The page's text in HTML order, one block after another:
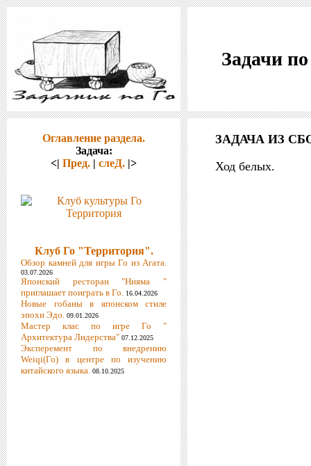
Задачи
Оглавление раздела.
Задача:
<| Пред. | слеД. |>
Клуб Го "Территория".
Обзор камней для игры Го из Агата.
03.07.2026
Японский ресторан "Нияма "
приглашает поиграть в Го. 16.04.2026
Новые гобаны в японском стиле
эпохи Эдо. 09.01.2026
Мастер клас по игре Го "
Архитектура Лидерства" 07.12.2025
Эксперемент по внедрению
Weiqi(Го) в центре по изучению
китайского языка. 08.10.2025
ЗАДАЧА ИЗ
Ход белых.